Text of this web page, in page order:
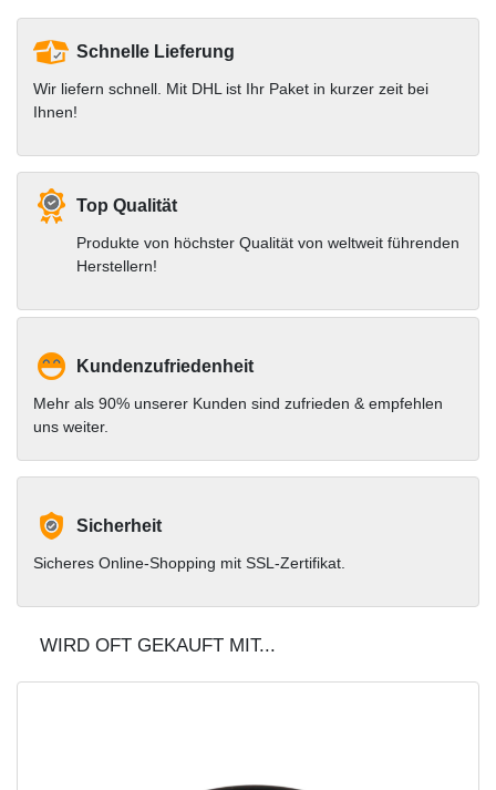
Schnelle Lieferung
Wir liefern schnell. Mit DHL ist Ihr Paket in kurzer zeit bei
Ihnen!
Top Qualität
Produkte von höchster Qualität von weltweit führenden
Herstellern!
Kundenzufriedenheit
Mehr als 90% unserer Kunden sind zufrieden & empfehlen
uns weiter.
Sicherheit
Sicheres Online-Shopping mit SSL-Zertifikat.
WIRD OFT GEKAUFT MIT...